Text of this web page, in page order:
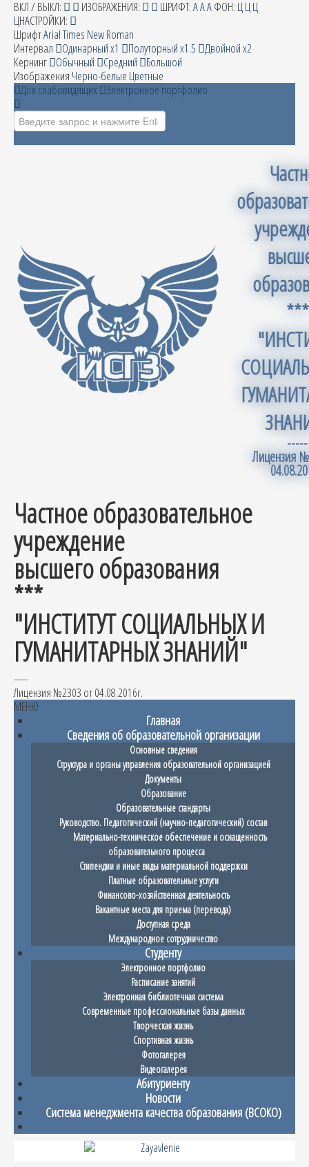
ВКЛ / ВЫКЛ: ИЗОБРАЖЕНИЯ: ШРИФТ:AAAФОН: ЦЦЦ
ЦНАСТРОЙКИ:
ШрифтArialTimes New Roman
Интервал
Одинарный х1 Полуторный х1.5
Двойной х2
Кернинг
Обычный Средний
Большой
Изображения Черно-белые Цветные
Для слабовидящих
Электронное портфолио
Искать...
***
-----
Лицензия
Частное образовательное
учреждение
высшего образования
***
"ИНСТИТУТ СОЦИАЛЬНЫХ И
ГУМАНИТАРНЫХ ЗНАНИЙ"
-----
Лицензия №2303 от 04.08.2016г.
МЕНЮ
Главная
Сведения об образовательной организации
Основные сведения
Структура и органы управления образовательной организацией
Документы
Образование
Образовательные стандарты
Руководство. Педагогический (научно-педагогический) состав
Материально-техническое обеспечение и оснащенность
образовательного процесса
Стипендии и иные виды материальной поддержки
Платные образовательные услуги
Финансово-хозяйственная деятельность
Вакантные места для приема (перевода)
Доступная среда
Международное сотрудничество
Студенту
Электронное портфолио
Расписание занятий
Электронная библиотечная система
Современные профессиональные базы данных
Творческая жизнь
Спортивная жизнь
Фотогалерея
Видеогалерея
Абитуриенту
Новости
Система менеджмента качества образования (ВСОКО)